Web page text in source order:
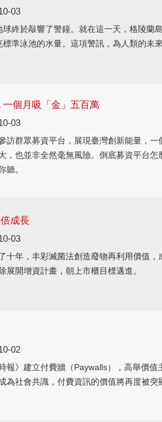
03
終於敲響了警鐘。就在這一天，格陵蘭
準泳池的水量。這項警訊，為人類的未
一個月吸「金」五百萬
03
訪群眾募資平台，展現臺灣創新能量，
，也並非全然毫無風險。倒底募資平台
聽。
成長
03
十年，丰彩滅菌法創造廢物再利用價值
展開增資計畫，朝上市櫃目標邁進。
02
報》建立付費牆（Paywalls），高舉價
為社會共識，付費資訊的價值將再度被突